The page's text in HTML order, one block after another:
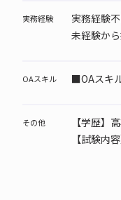
実務経験
実務経験不
未経験か
OAスキル ■OAスキ
その他
【学歴】
【試験